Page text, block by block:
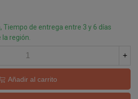
Tiempo de entrega entre 3 y 6 días
región.
+
Añadir al carrito